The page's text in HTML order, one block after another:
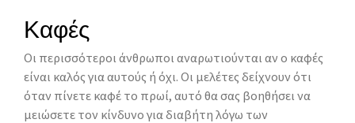
Καφές
Οι περισσότεροι άνθρωποι αναρωτιούνται αν ο καφές
είναι καλός για αυτούς ή όχι. Οι μελέτες δείχνουν ότι
όταν πίνετε καφέ το πρωί, αυτό θα σας βοηθήσει να
μειώσετε τον κίνδυνο για διαβήτη λόγω των